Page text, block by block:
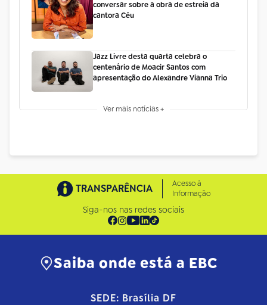
conversar sobre a obra de estreia da
cantora Céu
Jazz Livre desta quarta celebra o
centenário de Moacir Santos com
apresentação do Alexandre Vianna Trio
Ver mais notícias +
TRANSPARÊNCIA
Acesso à
Informação
Siga-nos nas redes sociais
Saiba onde está a EBC
SEDE: Brasília DF